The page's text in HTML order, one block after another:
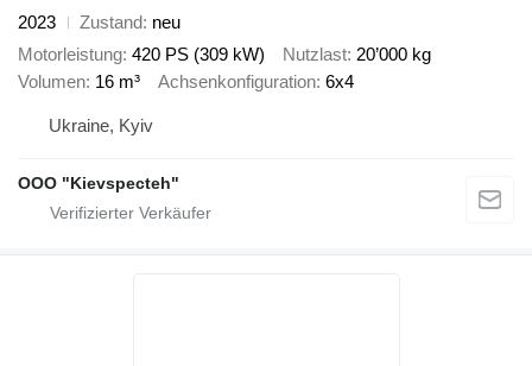
2023
Zustand neu
Motorleistung 420 PS (309 kW) Nutzlast 20’000 kg
Volumen 16 m³ Achsenkonfiguration 6x4
Ukraine, Kyiv
OOO "Kievspecteh"